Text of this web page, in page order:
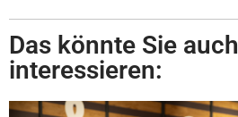
Das könnte Sie auch
interessieren: